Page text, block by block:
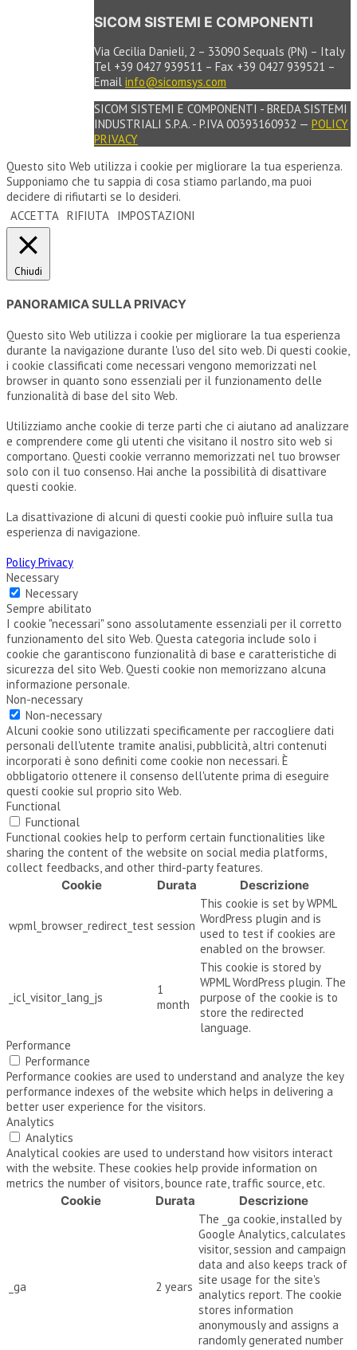
SICOM SISTEMI E COMPONENTI
Via Cecilia Danieli, 2 – 33090 Sequals (PN) – Italy
Tel +39 0427 939511 – Fax +39 0427 939521 –
Email info@sicomsys.com
SICOM SISTEMI E COMPONENTI - BREDA SISTEMI
INDUSTRIALI S.P.A. - P.IVA 00393160932 — POLICY
PRIVACY
Questo sito Web utilizza i cookie per migliorare la tua esperienza.
Supponiamo che tu sappia di cosa stiamo parlando, ma puoi
decidere di rifiutarti se lo desideri.
ACCETTA RIFIUTA IMPOSTAZIONI
Chiudi
PANORAMICA SULLA PRIVACY
Questo sito Web utilizza i cookie per migliorare la tua esperienza
durante la navigazione durante l'uso del sito web. Di questi cookie,
i cookie classificati come necessari vengono memorizzati nel
browser in quanto sono essenziali per il funzionamento delle
funzionalità di base del sito Web.
Utilizziamo anche cookie di terze parti che ci aiutano ad analizzare
e comprendere come gli utenti che visitano il nostro sito web si
comportano. Questi cookie verranno memorizzati nel tuo browser
solo con il tuo consenso. Hai anche la possibilità di disattivare
questi cookie.
La disattivazione di alcuni di questi cookie può influire sulla tua
esperienza di navigazione.
Policy Privacy
Necessary
Necessary
Sempre abilitato
I cookie "necessari" sono assolutamente essenziali per il corretto
funzionamento del sito Web. Questa categoria include solo i
cookie che garantiscono funzionalità di base e caratteristiche di
sicurezza del sito Web. Questi cookie non memorizzano alcuna
informazione personale.
Non-necessary
Non-necessary
Alcuni cookie sono utilizzati specificamente per raccogliere dati
personali dell'utente tramite analisi, pubblicità, altri contenuti
incorporati è sono definiti come cookie non necessari. È
obbligatorio ottenere il consenso dell'utente prima di eseguire
questi cookie sul proprio sito Web.
Functional
Functional
Functional cookies help to perform certain functionalities like
sharing the content of the website on social media platforms,
collect feedbacks, and other third-party features.
Cookie
Durata Descrizione
wpml_browser_redirect_test session
This cookie is set by WPML
WordPress plugin and is
used to test if cookies are
enabled on the browser.
_icl_visitor_lang_js
1
month
This cookie is stored by
WPML WordPress plugin. The
purpose of the cookie is to
store the redirected
language.
Performance
Performance
Performance cookies are used to understand and analyze the key
performance indexes of the website which helps in delivering a
better user experience for the visitors.
Analytics
Analytics
Analytical cookies are used to understand how visitors interact
with the website. These cookies help provide information on
metrics the number of visitors, bounce rate, traffic source, etc.
Cookie
Durata Descrizione
_ga 2 years
The _ga cookie, installed by
Google Analytics, calculates
visitor, session and campaign
data and also keeps track of
site usage for the site's
analytics report. The cookie
stores information
anonymously and assigns a
randomly generated number